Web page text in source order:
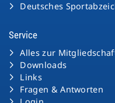
Deutsches
Service
Alles zur
Downloads
Links
Fragen & Antworten